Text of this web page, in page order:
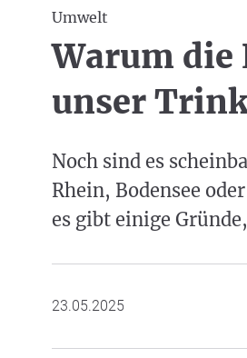
Umwelt
Warum die
unser
Noch sind es
Rhein, Bodensee
es gibt einige
23.05.2025